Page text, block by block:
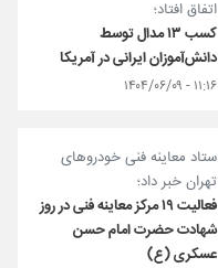
اتفاق افتاد؛
کسب ۱۳ مدال توسط
دانش‌آموزان ایرانی در آمریکا
۱۱:۱۶ - ۱۴۰۴/۰۶/۰۹
ستاد معاینه فنی خودروهای
تهران خبر داد؛
فعالیت ۱۹ مرکز معاینه فنی در روز
شهادت حضرت امام حسن
عسکری (ع)